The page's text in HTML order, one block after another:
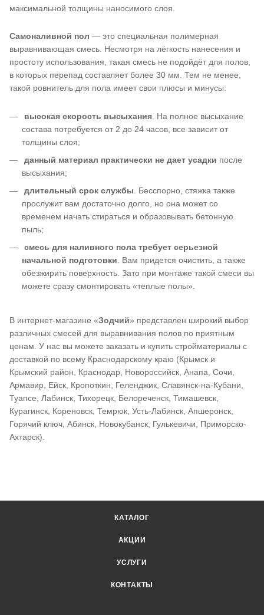
максимальной толщины наносимого слоя.
Самоналивной пол — это специальная полимерная
выравнивающая смесь. Несмотря на лёгкость нанесения и
простоту использования, такая смесь не подойдёт для полов,
в которых перепад составляет более 30 мм. Тем не менее,
такой ровнитель для пола имеет свои плюсы и минусы:
высокая скорость высыхания . На полное высыхание
состава потребуется от 2 до 24 часов, все зависит от
толщины слоя;
данный материал практически не дает усадки после
высыхания;
длительный срок службы . Бесспорно, стяжка также
прослужит вам достаточно долго, но она может со
временем начать стираться и образовывать бетонную
пыль;
смесь для наливного пола требует серьезной
начальной подготовки . Вам придется очистить, а также
обезжирить поверхность. Зато при монтаже такой смеси вы
можете сразу смонтировать «теплые полы».
В интернет-магазине «Зодчий» представлен широкий выбор
различных смесей для выравнивания полов по приятным
ценам. У нас вы можете заказать и купить стройматериалы с
доставкой по всему Краснодарскому краю (Крымск и
Крымский район, Краснодар, Новороссийск, Анапа, Сочи,
Армавир, Ейск, Кропоткин, Геленджик, Славянск-на-Кубани,
Туапсе, Лабинск, Тихорецк, Белореченск, Тимашевск,
Курагинск, Кореновск, Темрюк, Усть-Лабинск, Апшеронск,
Горячий ключ, Абинск, Новокубанск, Гулькевичи, Приморско-
Ахтарск).
КАТАЛОГ
АКЦИИ
УСЛУГИ
КОНТАКТЫ